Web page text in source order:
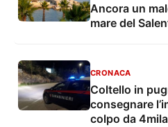
Ancora un
mare del
CRONACA
Coltello in
consegnare
colpo da